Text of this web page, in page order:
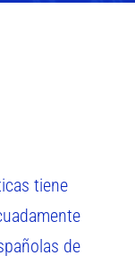
tiene
de